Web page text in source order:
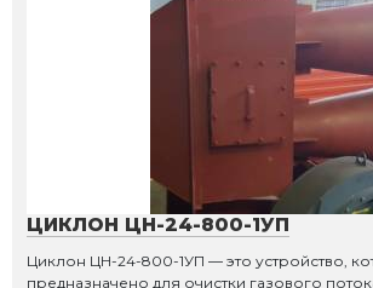
ЦИКЛОН ЦН-24-800-1УП
Циклон ЦН-24-800-1УП — это устройство,
предназначено для очистки газового